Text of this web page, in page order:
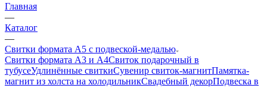
Главная
—
Каталог
—
Свитки формата А5 с подвеской-медалью
Свитки формата А3 и А4Свиток подарочный в
тубусеУдлинённые свиткиСувенир свиток-магнитПамятка-
магнит из холста на холодильникСвадебный декорПодвеска в